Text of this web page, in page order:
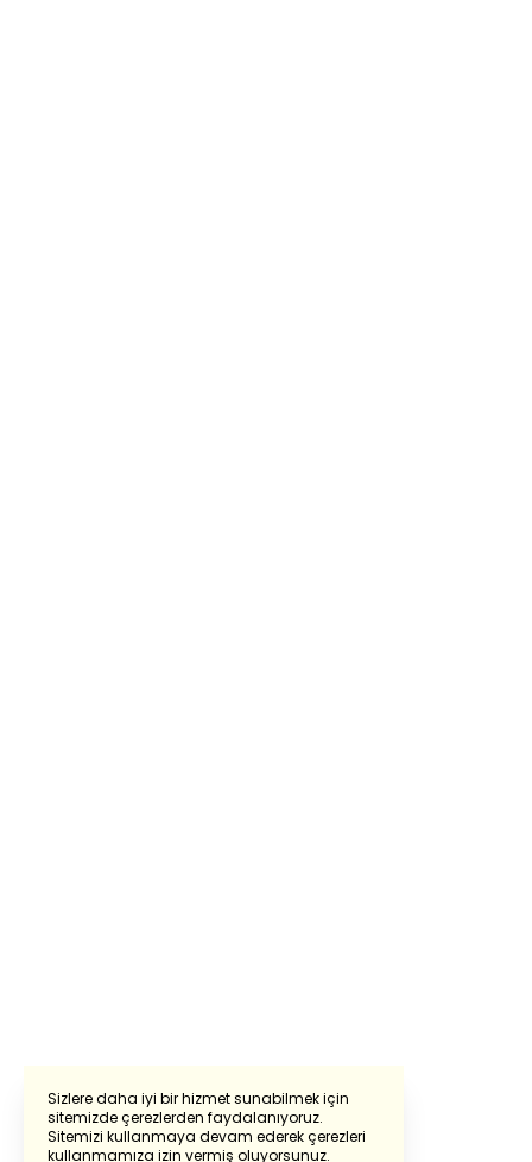
Sizlere daha iyi bir hizmet sunabilmek için
sitemizde çerezlerden faydalanıyoruz.
Sitemizi kullanmaya devam ederek çerezleri
kullanmamıza izin vermiş oluyorsunuz.
Powered by Translate